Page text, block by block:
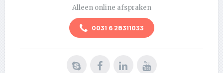
Alleen online afspraken
0031 6 28311033